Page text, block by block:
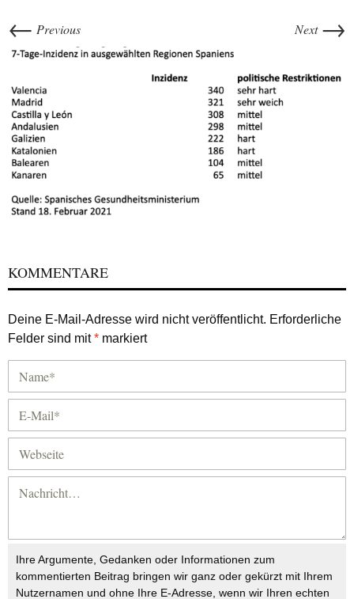
← Previous Next →
KOMMENTARE
Deine E-Mail-Adresse wird nicht veröffentlicht. Erforderliche
Felder sind mit* markiert
Ihre Argumente, Gedanken oder Informationen zum
kommentierten Beitrag bringen wir ganz oder gekürzt mit Ihrem
Nutzernamen und ohne Ihre E-Adresse, wenn wir Ihren echten